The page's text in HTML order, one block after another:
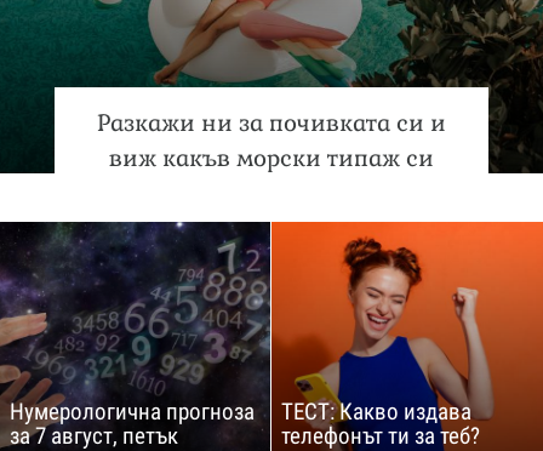
Разкажи ни за почивката си и
виж какъв морски типаж си
Нумерологична прогноза
за 7 август, петък
ТЕСТ: Какво издава
телефонът ти за теб?